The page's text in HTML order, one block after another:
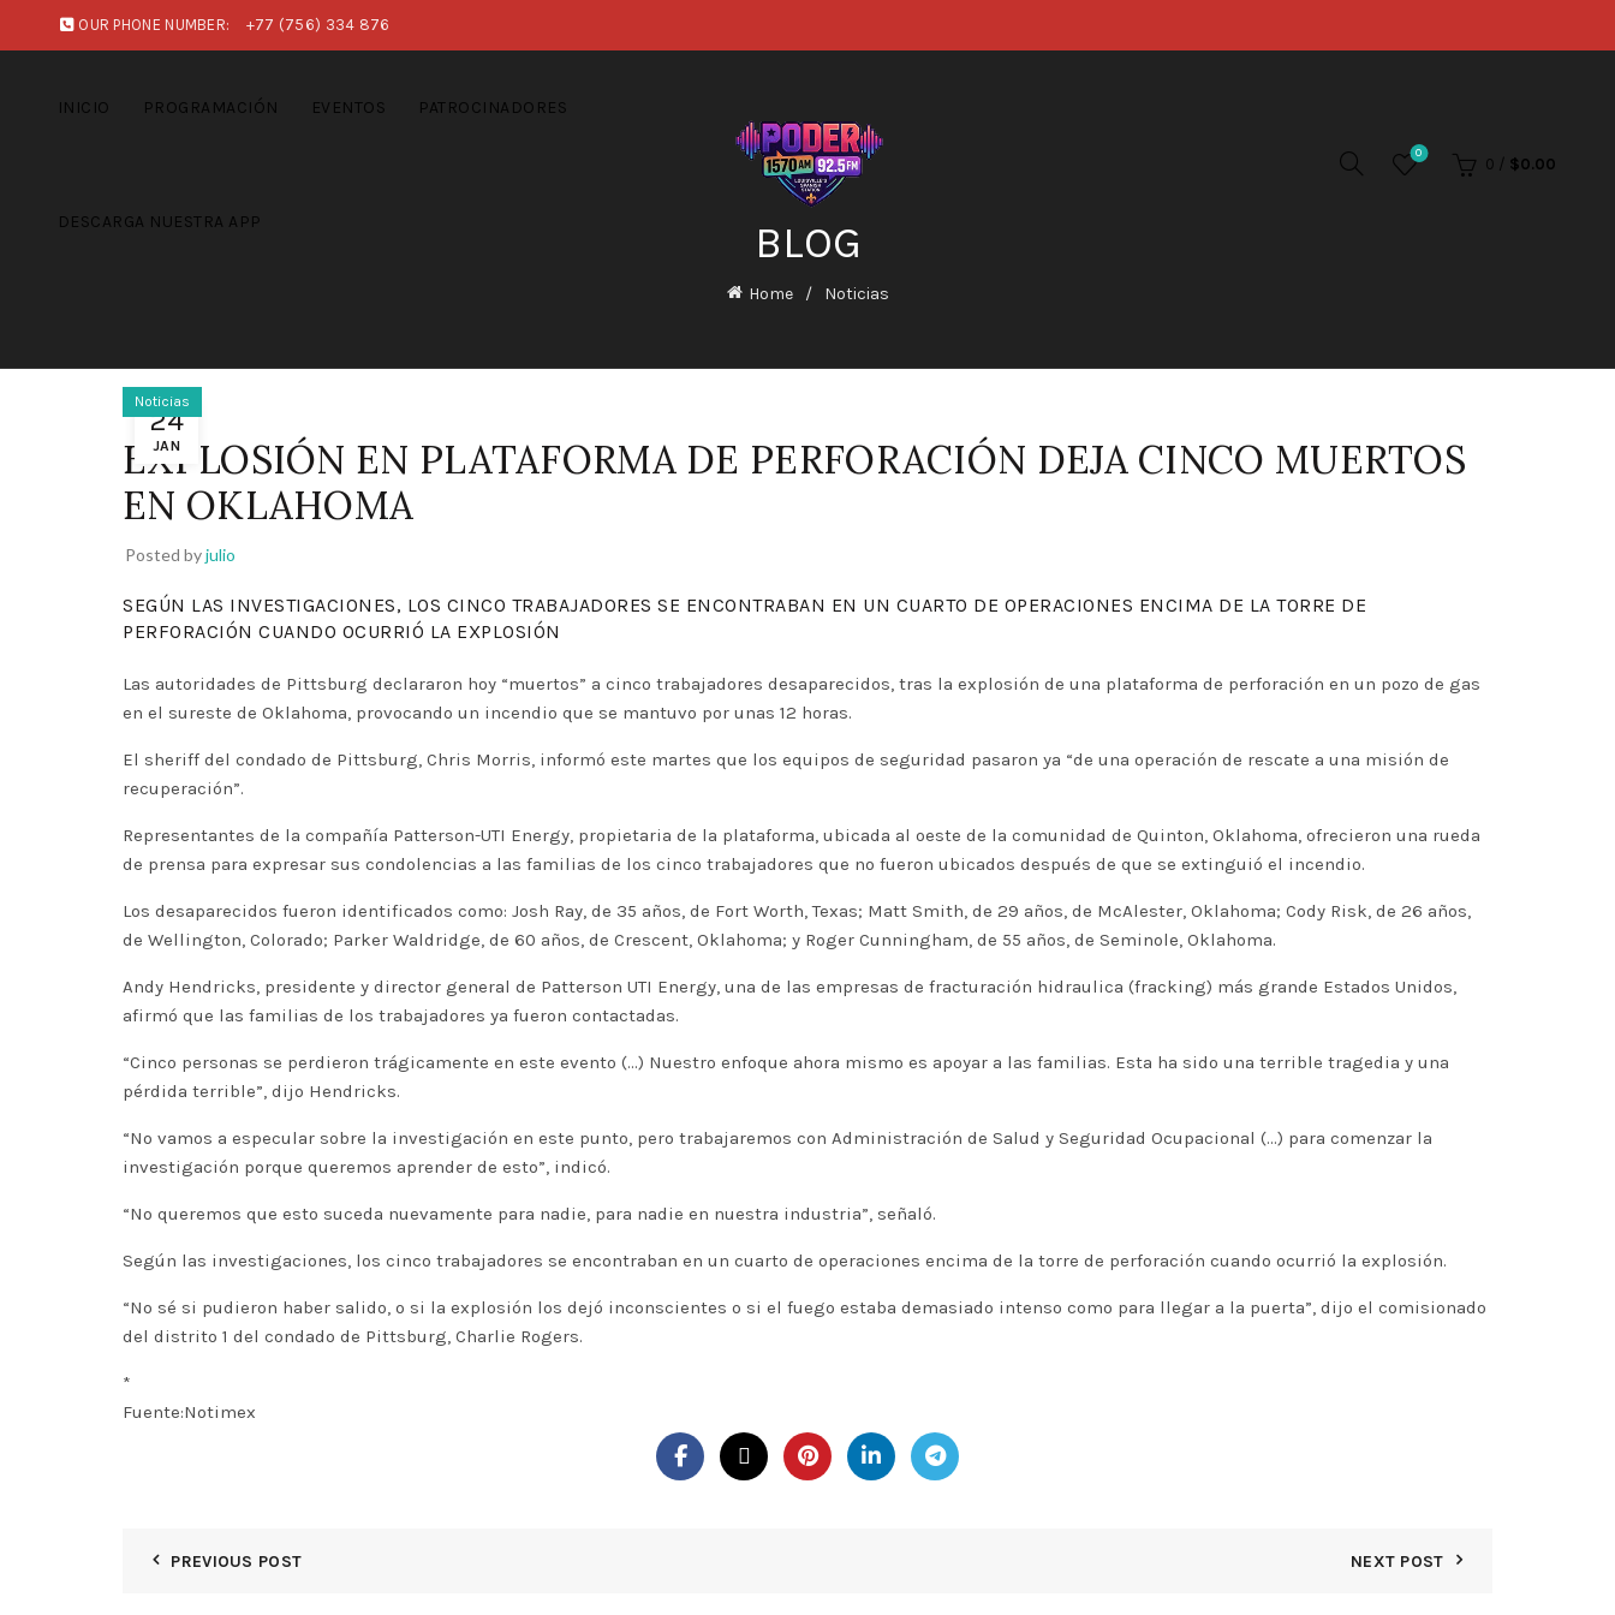
OUR PHONE NUMBER: +77 (756) 334 876
INICIO PROGRAMACIÓN EVENTOS PATROCINADORES
DESCARGA NUESTRA APP
0
0 / $0.00
BLOG
Home Noticias
24
JAN
Noticias
EXPLOSIÓN EN PLATAFORMA DE PERFORACIÓN DEJA CINCO MUERTOS
EN OKLAHOMA
Posted byjulio
SEGÚN LAS INVESTIGACIONES, LOS CINCO TRABAJADORES SE ENCONTRABAN EN UN CUARTO DE OPERACIONES ENCIMA DE LA TORRE DE
PERFORACIÓN CUANDO OCURRIÓ LA EXPLOSIÓN
Las autoridades de Pittsburg declararon hoy “muertos” a cinco trabajadores desaparecidos, tras la explosión de una plataforma de perforación en un pozo de gas
en el sureste de Oklahoma, provocando un incendio que se mantuvo por unas 12 horas.
El sheriff del condado de Pittsburg, Chris Morris, informó este martes que los equipos de seguridad pasaron ya “de una operación de rescate a una misión de
recuperación”.
Representantes de la compañía Patterson-UTI Energy, propietaria de la plataforma, ubicada al oeste de la comunidad de Quinton, Oklahoma, ofrecieron una rueda
de prensa para expresar sus condolencias a las familias de los cinco trabajadores que no fueron ubicados después de que se extinguió el incendio.
Los desaparecidos fueron identificados como: Josh Ray, de 35 años, de Fort Worth, Texas; Matt Smith, de 29 años, de McAlester, Oklahoma; Cody Risk, de 26 años,
de Wellington, Colorado; Parker Waldridge, de 60 años, de Crescent, Oklahoma; y Roger Cunningham, de 55 años, de Seminole, Oklahoma.
Andy Hendricks, presidente y director general de Patterson UTI Energy, una de las empresas de fracturación hidraulica (fracking) más grande Estados Unidos,
afirmó que las familias de los trabajadores ya fueron contactadas.
“Cinco personas se perdieron trágicamente en este evento (…) Nuestro enfoque ahora mismo es apoyar a las familias. Esta ha sido una terrible tragedia y una
pérdida terrible”, dijo Hendricks.
“No vamos a especular sobre la investigación en este punto, pero trabajaremos con Administración de Salud y Seguridad Ocupacional (…) para comenzar la
investigación porque queremos aprender de esto”, indicó.
“No queremos que esto suceda nuevamente para nadie, para nadie en nuestra industria”, señaló.
Según las investigaciones, los cinco trabajadores se encontraban en un cuarto de operaciones encima de la torre de perforación cuando ocurrió la explosión.
“No sé si pudieron haber salido, o si la explosión los dejó inconscientes o si el fuego estaba demasiado intenso como para llegar a la puerta”, dijo el comisionado
del distrito 1 del condado de Pittsburg, Charlie Rogers.
*
Fuente:Notimex
PREVIOUS POST NEXT POST